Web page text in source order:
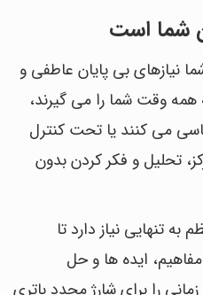
نیازهای بی پایان عاطفی و
وقت شما را می گیرند،
می کنند یا تحت کنترل
تحلیل و فکر کردن بدون
تنهایی نیاز دارد تا
مفاهیم، ایده ها و حل